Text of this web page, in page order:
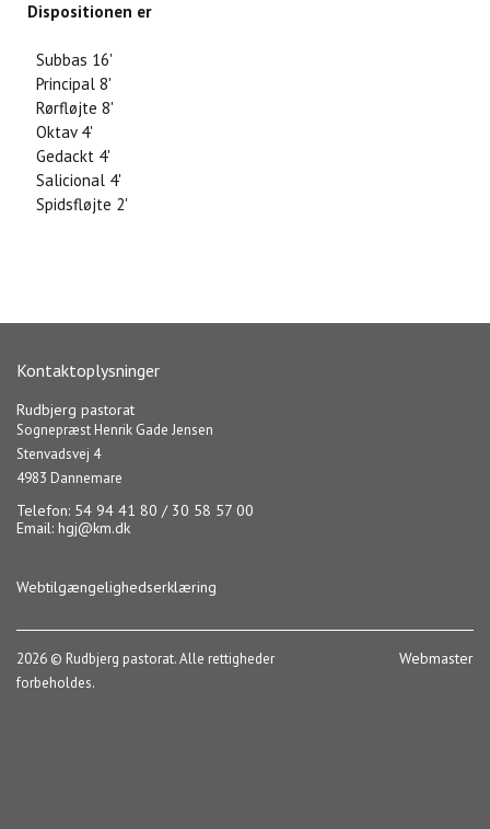
Dispositionen er
Subbas 16'
Principal 8'
Rørfløjte 8'
Oktav 4'
Gedackt 4'
Salicional 4'
Spidsfløjte 2'
Kontaktoplysninger
Rudbjerg pastorat
Sognepræst Henrik Gade Jensen
Stenvadsvej 4
4983 Dannemare
Telefon: 54 94 41 80 / 30 58 57 00
Email: hgj@km.dk
Webtilgængelighedserklæring
2026 © Rudbjerg pastorat. Alle rettigheder
forbeholdes.
Webmaster